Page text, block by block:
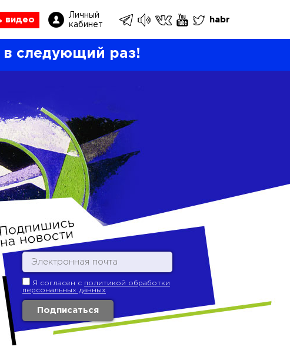
видео
Личный
кабинет
habr
в следующий раз!
Я согласен с политикой обработки
персональных данных